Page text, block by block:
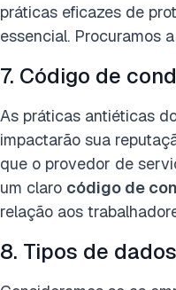
práticas eficazes de
essencial. Procuramos
7. Código de
As práticas antiéticas
impactarão sua
que o provedor de
um claro código de
relação aos
8. Tipos de dados